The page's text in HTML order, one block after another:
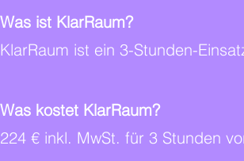
Was ist KlarRaum?
KlarRaum ist ein 3-Stunden-
Was kostet KlarRaum?
224 € inkl. MwSt. für 3 Stunden